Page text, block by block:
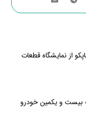
از نمایشگاه قطعات
بیست و یکمین خودرو